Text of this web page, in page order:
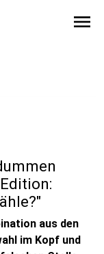
menu
aus den
im Kopf und